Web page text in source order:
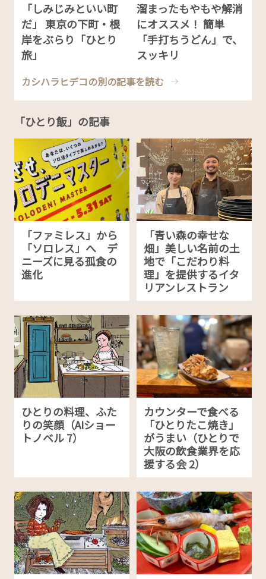
「しみじみといい町
だ」 東京の下町・根
岸をぶらり「ひとり
旅」
溜まったもやもや解消
にオススメ！ 簡単
「手打ちうどん」で、
スッキリ
カシハラヒデコの別の記事を読む
「ひとり飯」の記事
「ファミレス」から
「ソロレス」へ デ
ニーズに見る孤食の
進化
「青い森の幸せな
畑」美しい名前の土
地で「こだわり料
理」を提供するイタ
リアンレストラン
ひとりの料理、ふた
りの笑顔（AIショー
トノベル 7）
カウンターで食べる
「ひとりたこ焼き」
がうまい（ひとりで
大阪の飲食業界を応
援する会 2）